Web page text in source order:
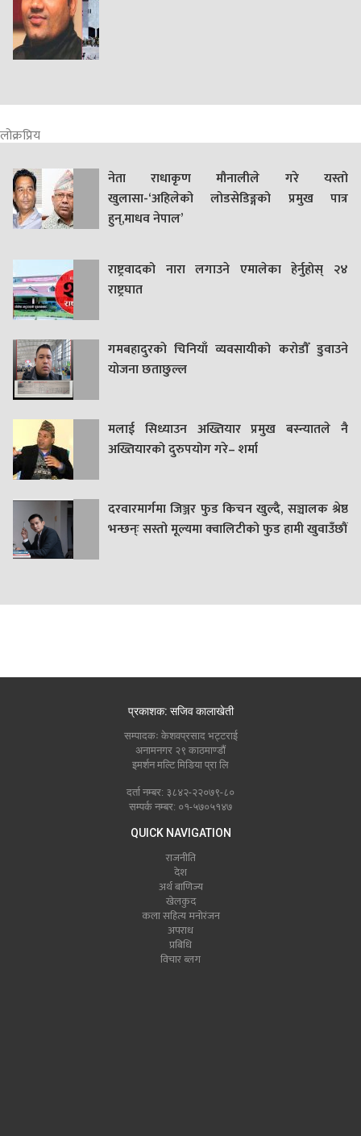
लोक्रप्रिय
नेता राधाकृण मौनालीले गरे यस्तो
खुलासा-‘अहिलेको लोडसेडिङ्गको प्रमुख पात्र
हुन्,माधव नेपाल’
राष्ट्रवादको नारा लगाउने एमालेका हेर्नुहोस् २४
राष्ट्रघात
गमबहादुरकाे चिनियाँ व्यवसायीको करोडौँ डुवाउने
याेजना छताछुल्ल
मलाई सिध्याउन अख्तियार प्रमुख बस्न्यातले नै
अख्तियारको दुरुपयोग गरे– शर्मा
दरवारमार्गमा जिञ्जर फुड किचन खुल्दै, सञ्चालक श्रेष्ठ
भन्छन्ः सस्तो मूल्यमा क्वालिटीको फुड हामी खुवाउँछौं
प्रकाशक: सजिव कालाखेती
सम्पादकः केशवप्रसाद भट्टराई
अनामनगर २९ काठमाण्डौं
इमर्शन मल्टि मिडिया प्रा लि
दर्ता नम्बर: ३८४२-२२०७९-८०
सम्पर्क नम्बर: ०१-५७०५१४७
QUICK NAVIGATION
राजनीति
देश
अर्थ बाणिज्य
खेलकुद
कला सहित्य मनोरंजन
अपराध
प्रबिधि
विचार ब्लग